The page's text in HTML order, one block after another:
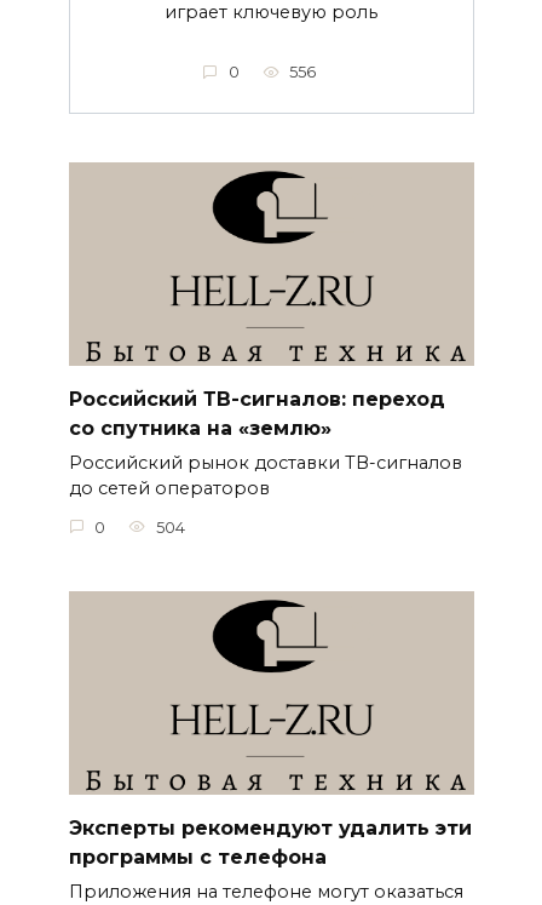
играет ключевую роль
0 556
Российский ТВ-сигналов: переход
со спутника на «землю»
Российский рынок доставки ТВ-сигналов
до сетей операторов
0 504
Эксперты рекомендуют удалить эти
программы с телефона
Приложения на телефоне могут оказаться